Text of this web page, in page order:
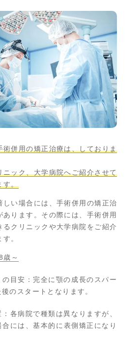
術併用の矯正治療は、しておりま
ニック、大学病院へご紹介させて
。
しい場合には、手術併用の矯正治
あります。その際には、手術併用
るクリニックや大学病院をご紹介
。
歳～
の目安：完全に顎の成長のスパー
後のスタートとなります。
各病院で種類は異なりますが、
には、基本的に表側矯正になり